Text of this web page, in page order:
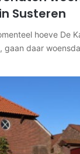
Susteren
hoeve De
gaan daar